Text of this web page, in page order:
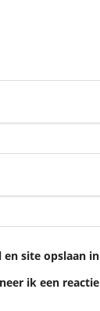
en site opslaan
ik een